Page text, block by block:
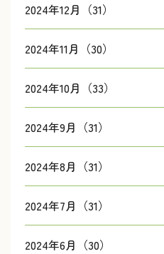
2024年12月（31）
2024年11月（30）
2024年10月（33）
2024年9月（31）
2024年8月（31）
2024年7月（31）
2024年6月（30）